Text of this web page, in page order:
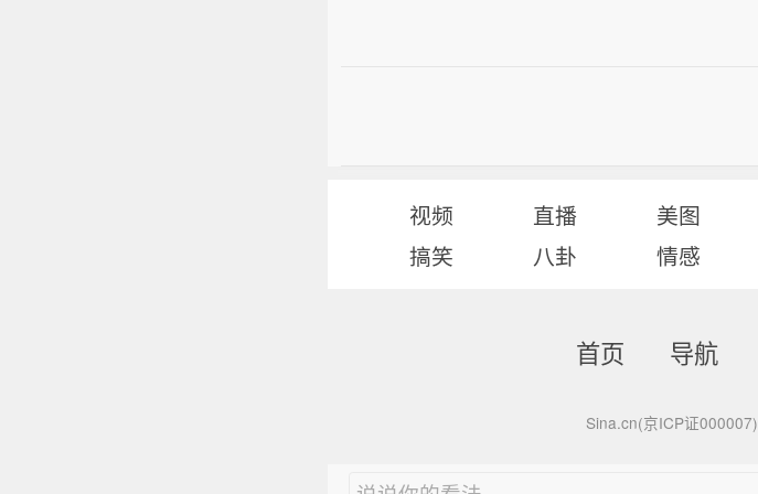
视频 直播 美图
搞笑
八卦 情感
首页 导航
Sina.cn(京ICP证000007)